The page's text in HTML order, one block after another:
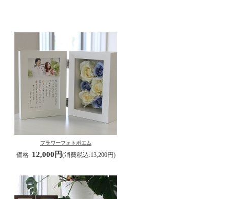
フラワーフォトポエム
価格 12,000円(消費税込:13,200円)